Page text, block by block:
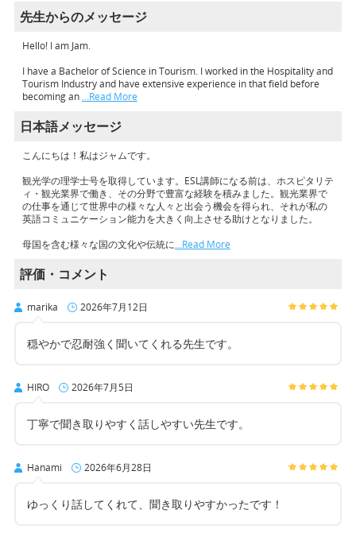
先生からのメッセージ
Hello! I am Jam.
I have a Bachelor of Science in Tourism. I worked in the Hospitality and
Tourism Industry and have extensive experience in that field before
becoming an …Read More
日本語メッセージ
こんにちは！私はジャムです。
観光学の理学士号を取得しています。ESL講師になる前は、ホスピタリテ
ィ・観光業界で働き、その分野で豊富な経験を積みました。観光業界で
の仕事を通じて世界中の様々な人々と出会う機会を得られ、それが私の
英語コミュニケーション能力を大きく向上させる助けとなりました。
母国を含む様々な国の文化や伝統に…Read More
評価・コメント
marika 2026年7月12日
穏やかで忍耐強く聞いてくれる先生です。
HIRO 2026年7月5日
丁寧で聞き取りやすく話しやすい先生です。
Hanami 2026年6月28日
ゆっくり話してくれて、聞き取りやすかったです！